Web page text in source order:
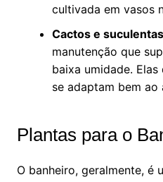
cultivada em vasos
Cactos e suculentas
manutenção que
baixa umidade.
se adaptam bem ao
Plantas para o
O banheiro, geralmente, é